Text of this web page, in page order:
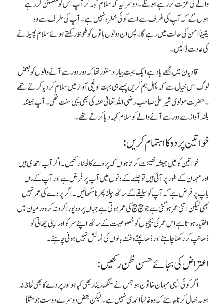
والے کی عزت کر رہے ہونگے ۔ دوسرا یہ کہ سلام کہہ کر آ پ اس کو مطمئن کر رہے
ہوں گے کہ آپ کی طرف سے اسے کوئی خطرہ نہیں ہے ۔ آپ کی طرف سے وہ
یقیناًامن کی حالت میں رہے گا۔ پس ان دونوں باتوں کو ملحوظ رکھتے ہوئے سلام پھیلانے
کی عادت ڈالیں۔
قادیان میں مجھے یاد ہے ایک بہت پیارا دستورتھا کہ دور دور سے آنے والوں کوبعض
لوگ اس خیال سے کہ پہل ہم کریں پہلے ہی بہت اونچی آواز میں سلام کر دیا کرتے تھے
۔ حضرت مولوی شیرعلی صاحب رضی اللہ تعالیٰ عنہ کی بھی یہی سنت تھی ۔ آپ ہمیشہ
بلند آواز سے دور سے آنے والے کو سلام کہہ دیا کرتے تھے۔
خواتین پردہ کا اہتمام کریں:
خواتین کو میں ہمیشہ نصیحت کرتا ہوں کہ پردے کا لحاظ رکھیں۔اگر آپ احمدی ہیں
اور مہمان کے طور پر آئی ہیں تو جلسے کے دنوں میں آپ پرفرض ہے اور آپ کے ماں
باپ پر فرض ہے کہ آپ کو سلیقے کے ساتھ چلنا پھرنا سکھائیں۔ اگر پردے کی عمر نہیں
بھی لیکن اتنی عمر ہو گئی ہے جو بیچ بیچ کی عمر ہوتی ہے جہاں پردہ پورا کرو نہ کرو درمیان میں
اختیار ہوتاہے اس عمر کی بچیوں کو خصوصیت کے ساتھ اپنے سر کو اور اپنی چھاتی کو
ڈھانپ کر رکھنا چاہئے اور ڈھانپتے وقت بالوں کی نمائش نہیں ہونی چاہئے۔
اعتراض کی بجائے حسن ظن رکھیں:
اگر کوئی ایسی مہمان خاتون ہو جس نے سنگھار پٹار بھی کیاہو اور پردے کا بھی لحاظ نہ
ہو یہ خیال کرنا چاہئے کہ وہ غالباً احمدی نہیں ہے۔ لیکن بعض دوسرے دوست جو مثلاً